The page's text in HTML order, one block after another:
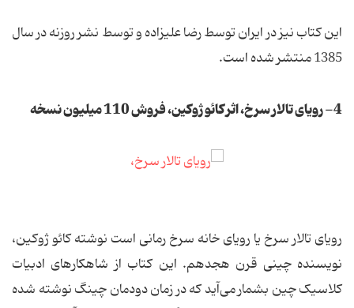
این کتاب نیز در ایران توسط رضا علیزاده و توسط نشر روزنه در سال
1385 منتشر شده است.
4- رویای تالار سرخ، اثر کائو ژوکین، فروش 110 میلیون نسخه
رویای تالار سرخ یا رویای خانه سرخ رمانی است نوشته کائو ژوکین،
نویسنده چینی قرن هجدهم. این کتاب از شاهکارهای ادبیات
کلاسیک چین بشمار می‌آید که در زمان دودمان چینگ نوشته شده‌